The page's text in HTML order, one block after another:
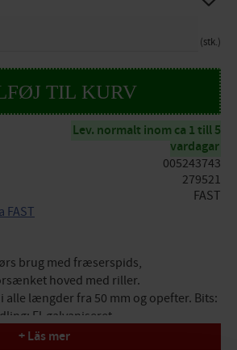
stk.
Lev. normalt inom ca 1 till 5
vardagar
005243743
279521
FAST
FAST
brug med fræserspids,
hoved med riller.
længder fra 50 mm og opefter. Bits:
El-galvaniseret.
+ Läs mer